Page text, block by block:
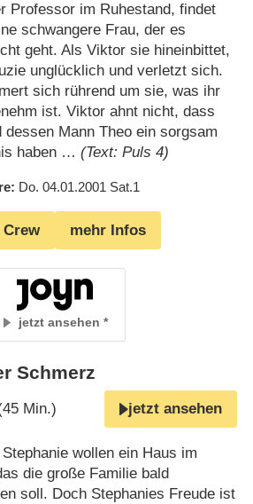
Professor im Ruhestand, findet
schwangere Frau, der es
geht. Als Viktor sie hineinbittet,
unglücklich und verletzt sich.
sich rührend um sie, was ihr
ist. Viktor ahnt nicht, dass
Mann Theo ein sorgsam
haben … (Text: Puls 4)
Do. 04.01.2001 Sat.1
Crew mehr Infos
jetzt ansehen
Schmerz
Min.) jetzt ansehen
wollen ein Haus im
die große Familie bald
soll. Doch Stephanies Freude ist